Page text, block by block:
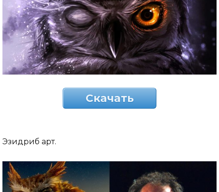
Скачать
Эзидриб арт.